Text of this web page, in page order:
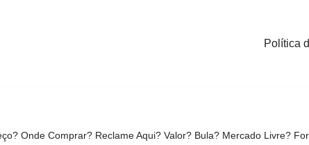
Política
Onde Comprar? Reclame Aqui? Valor? Bula? Mercado Livre?